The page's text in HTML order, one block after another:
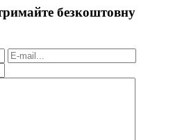
безкоштовну